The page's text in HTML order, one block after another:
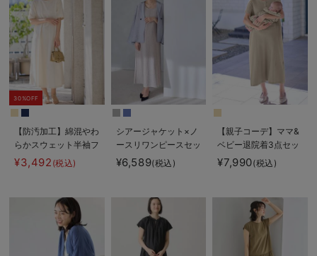
30%OFF
【防汚加工】綿混やわ
らかスウェット半袖フ
レアワンピース マタ
ニティ・産後【出産後
¥3,492 (税込)
シアージャケット×ノ
ースリワンピースセッ
ト マタニティ・産後
【産後も長く着れる】
ズマダム）
¥6,589(税込)
【親子コーデ】ママ&
ベビー退院着3点セッ
ト 出産準備 ギフ
ト マタニティ・産後
る】
¥7,990(税込)